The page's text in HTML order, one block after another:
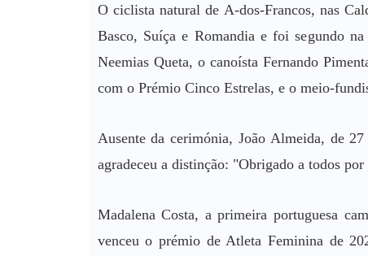
O ciclista natural de A-dos-Francos, nas
Basco, Suíça e Romandia e foi segundo
Neemias Queta, o canoísta Fernando
com o Prémio Cinco Estrelas, e o meio-
Ausente da cerimónia, João Almeida, de
agradeceu a distinção: "Obrigado a todos
Madalena Costa, a primeira portuguesa
venceu o prémio de Atleta Feminina de